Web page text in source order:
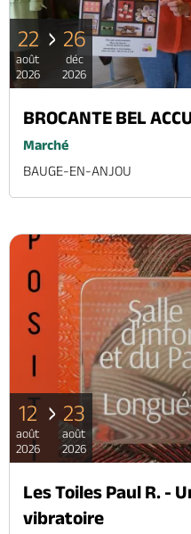
22
août
2026
26
déc
2026
BROCANTE BEL
Marché
BAUGE-EN-ANJOU
12
août
2026
23
août
2026
Les Toiles Paul R. -
vibratoire